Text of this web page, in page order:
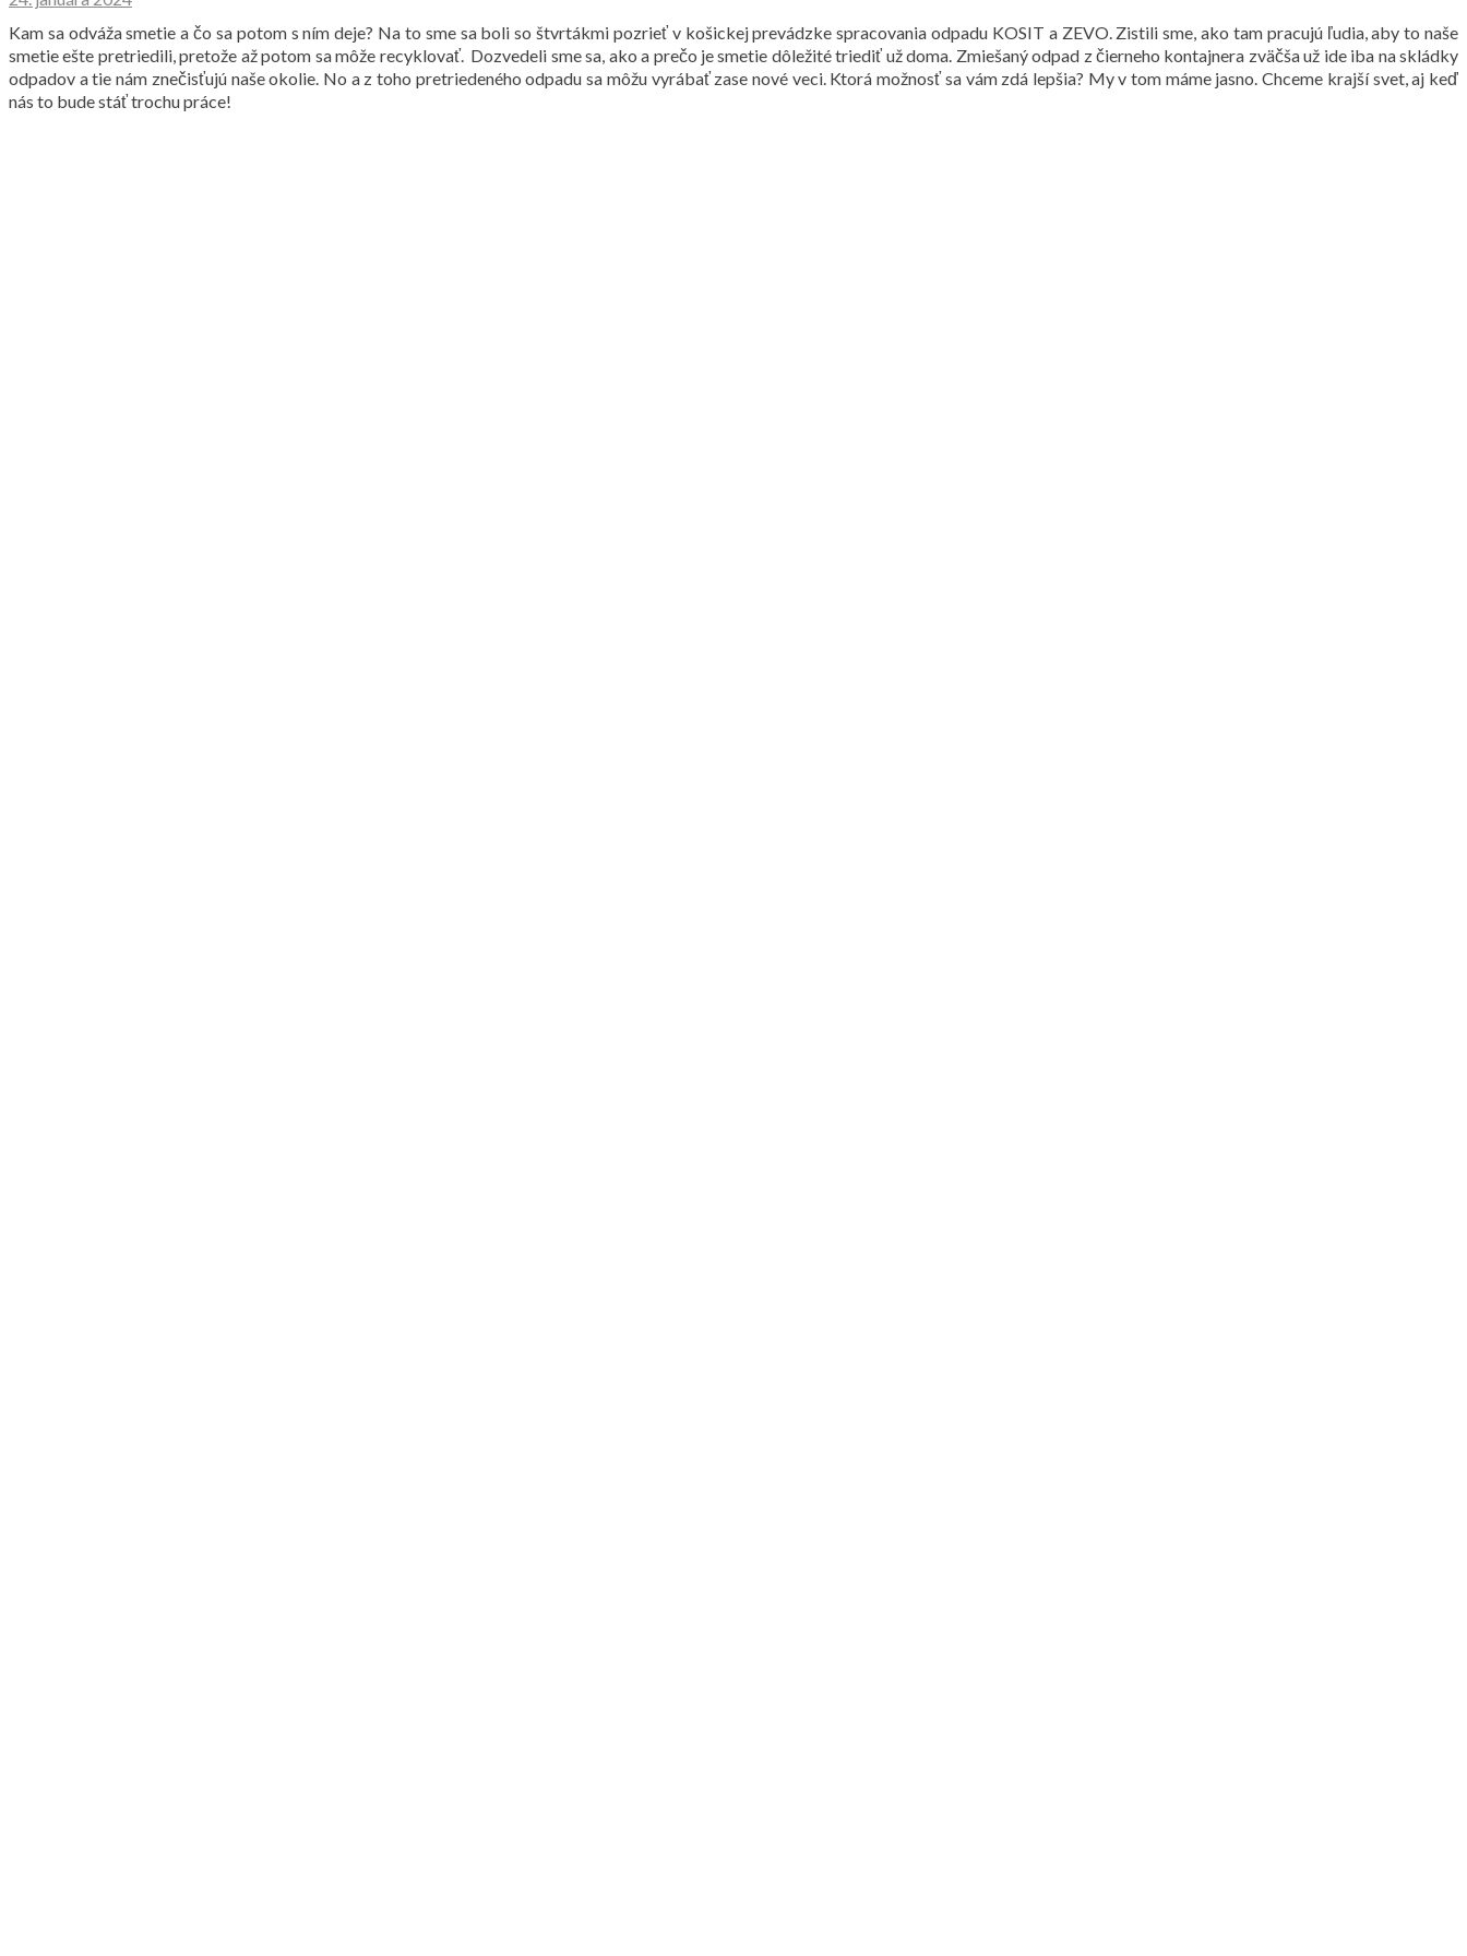
Kam sa odváža smetie a čo sa potom s ním deje? Na to sme sa boli so štvrtákmi pozrieť v košickej prevádzke spracovania odpadu KOSIT a ZEVO. Zistili sme, ako tam pracujú ľudia, aby to naše
smetie ešte pretriedili, pretože až potom sa môže recyklovať. Dozvedeli sme sa, ako a prečo je smetie dôležité triediť už doma. Zmiešaný odpad z čierneho kontajnera zväčša už ide iba na skládky
odpadov a tie nám znečisťujú naše okolie. No a z toho pretriedeného odpadu sa môžu vyrábať zase nové veci. Ktorá možnosť sa vám zdá lepšia? My v tom máme jasno. Chceme krajší svet, aj keď
nás to bude stáť trochu práce!